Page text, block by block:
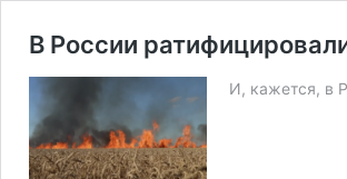
В России
И, кажется, в